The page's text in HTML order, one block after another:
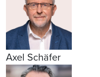
Axel Schäfer